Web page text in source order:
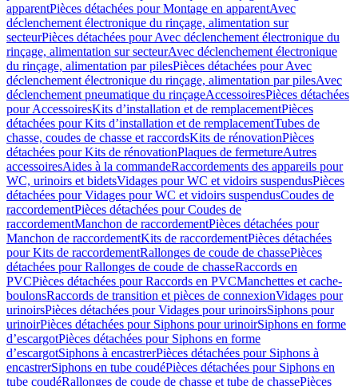
apparentPièces détachées pour Montage en apparentAvec
déclenchement électronique du rinçage, alimentation sur
secteurPièces détachées pour Avec déclenchement électronique du
rinçage, alimentation sur secteurAvec déclenchement électronique
du rinçage, alimentation par pilesPièces détachées pour Avec
déclenchement électronique du rinçage, alimentation par pilesAvec
déclenchement pneumatique du rinçageAccessoiresPièces détachées
pour AccessoiresKits d’installation et de remplacementPièces
détachées pour Kits d’installation et de remplacementTubes de
chasse, coudes de chasse et raccordsKits de rénovationPièces
détachées pour Kits de rénovationPlaques de fermetureAutres
accessoiresAides à la commandeRaccordements des appareils pour
WC, urinoirs et bidetsVidages pour WC et vidoirs suspendusPièces
détachées pour Vidages pour WC et vidoirs suspendusCoudes de
raccordementPièces détachées pour Coudes de
raccordementManchon de raccordementPièces détachées pour
Manchon de raccordementKits de raccordementPièces détachées
pour Kits de raccordementRallonges de coude de chassePièces
détachées pour Rallonges de coude de chasseRaccords en
PVCPièces détachées pour Raccords en PVCManchettes et cache-
boulonsRaccords de transition et pièces de connexionVidages pour
urinoirsPièces détachées pour Vidages pour urinoirsSiphons pour
urinoirPièces détachées pour Siphons pour urinoirSiphons en forme
d’escargotPièces détachées pour Siphons en forme
d’escargotSiphons à encastrerPièces détachées pour Siphons à
encastrerSiphons en tube coudéPièces détachées pour Siphons en
tube coudéRallonges de coude de chasse et tube de chassePièces